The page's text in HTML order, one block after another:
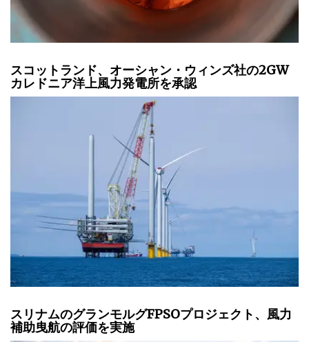
スコットランド、オーシャン・ウィンズ社の2GW
カレドニア洋上風力発電所を承認
スリナムのグランモルグFPSOプロジェクト、風力
補助曳航の評価を実施